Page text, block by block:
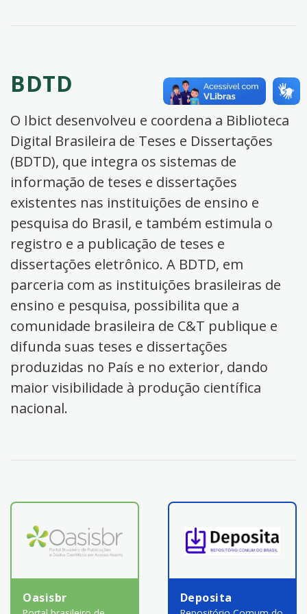
BDTD
O Ibict desenvolveu e coordena a Biblioteca
Digital Brasileira de Teses e Dissertações
(BDTD), que integra os sistemas de
informação de teses e dissertações
existentes nas instituições de ensino e
pesquisa do Brasil, e também estimula o
registro e a publicação de teses e
dissertações eletrônico. A BDTD, em
parceria com as instituições brasileiras de
ensino e pesquisa, possibilita que a
comunidade brasileira de C&T publique e
difunda suas teses e dissertações
produzidas no País e no exterior, dando
maior visibilidade à produção científica
nacional.
Oasisbr Deposita